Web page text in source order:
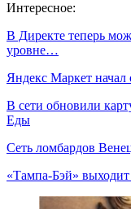
Интересное:
В Директе теперь
уровне…
Яндекс Маркет
В сети обновили
Еды
Сеть ломбардов
«Тампа-Бэй»